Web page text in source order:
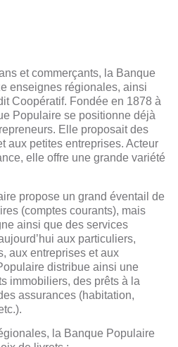
et commerçants, la Banque
enseignes régionales, ainsi
Coopératif. Fondée en 1878 à
Populaire se positionne déjà
Elle proposait des
aux petites entreprises. Acteur
elle offre une grande variété
propose un grand éventail de
(comptes courants), mais
ainsi que des services
aux particuliers,
aux entreprises et aux
distribue ainsi une
immobiliers, des prêts à la
assurances (habitation,
la Banque Populaire